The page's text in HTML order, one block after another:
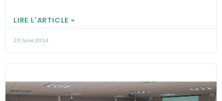
LIRE L'ARTICLE »
23 June 2014